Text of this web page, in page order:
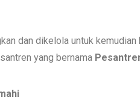
dan dikelola untuk
yang bernama